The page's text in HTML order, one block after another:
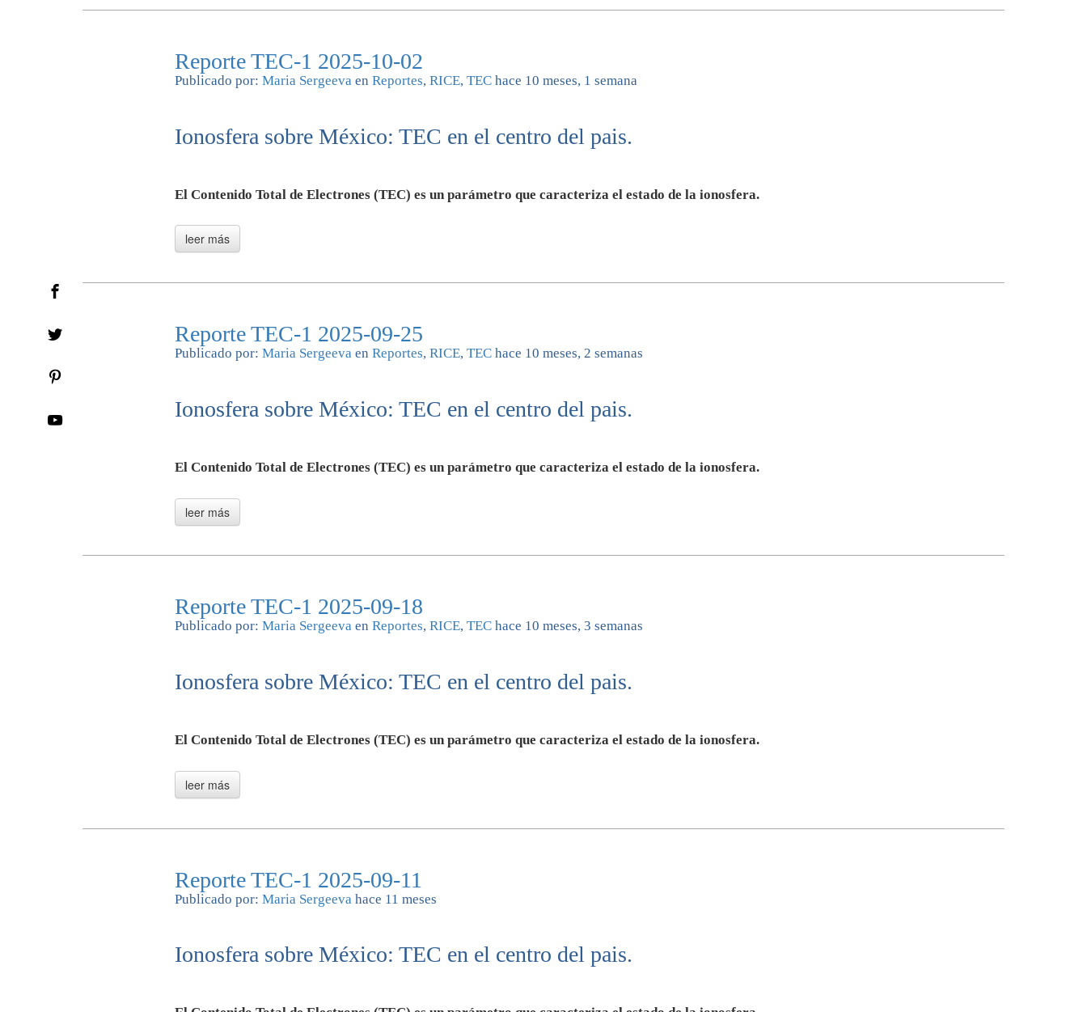
Reporte TEC-1 2025-10-02
Publicado por: Maria Sergeeva en Reportes, RICE, TEC hace 10 meses, 1 semana
Ionosfera sobre México: TEC en el centro del pais.
El Contenido Total de Electrones (TEC) es un parámetro que caracteriza el estado de la ionosfera.
Reporte TEC-1 2025-09-25
Publicado por: Maria Sergeeva en Reportes, RICE, TEC hace 10 meses, 2 semanas
Ionosfera sobre México: TEC en el centro del pais.
El Contenido Total de Electrones (TEC) es un parámetro que caracteriza el estado de la ionosfera.
Reporte TEC-1 2025-09-18
Publicado por: Maria Sergeeva en Reportes, RICE, TEC hace 10 meses, 3 semanas
Ionosfera sobre México: TEC en el centro del pais.
El Contenido Total de Electrones (TEC) es un parámetro que caracteriza el estado de la ionosfera.
Reporte TEC-1 2025-09-11
Publicado por: Maria Sergeeva hace 11 meses
Ionosfera sobre México: TEC en el centro del pais.